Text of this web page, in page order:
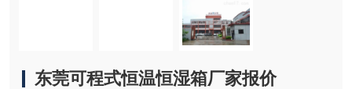
东莞可程式恒温恒湿箱厂家报价